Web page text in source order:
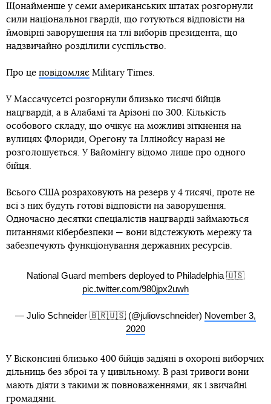
Щонайменше у семи американських штатах розгорнули
сили національної гвардії, що готуються відповісти на
ймовірні заворушення на тлі виборів президента, що
надзвичайно розділили суспільство.
Про це повідомляє Military Times.
У Массачусетсі розгорнули близько тисячі бійців
нацгвардії, а в Алабамі та Арізоні по 300. Кількість
особового складу, що очікує на можливі зіткнення на
вулицях Флориди, Орегону та Іллінойсу наразі не
розголошується. У Вайомінгу відомо лише про одного
бійця.
Всього США розраховують на резерв у 4 тисячі, проте не
всі з них будуть готові відповісти на заворушення.
Одночасно десятки спеціалістів нацгвардії займаються
питаннями кібербезпеки — вони відстежують мережу та
забезпечують функціонування державних ресурсів.
National Guard members deployed to Philadelphia 🇺🇸
pic.twitter.com/980jpx2uwh
— Julio Schneider 🇧🇷🇺🇸 (@juliovschneider) November 3,
2020
У Вісконсині близько 400 бійців задіяні в охороні виборчих
дільниць без зброї та у цивільному. В разі тривоги вони
мають діяти з такими ж повноваженнями, як і звичайні
громадяни.